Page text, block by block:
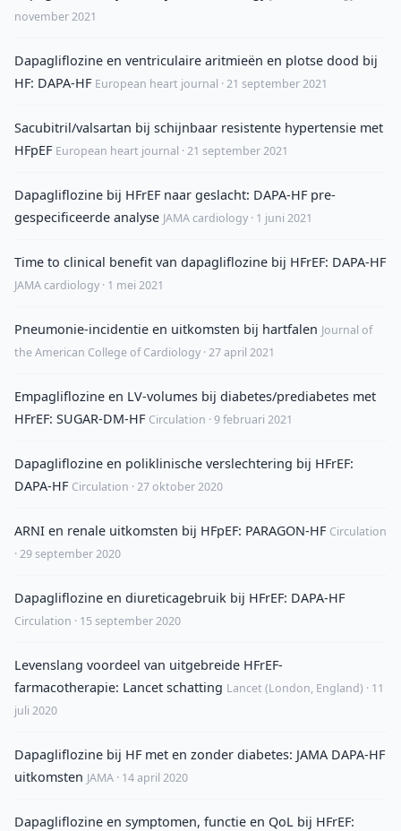
november 2021
Dapagliflozine en ventriculaire aritmieën en plotse dood bij
HF: DAPA-HF European heart journal · 21 september 2021
Sacubitril/valsartan bij schijnbaar resistente hypertensie met
HFpEF European heart journal · 21 september 2021
Dapagliflozine bij HFrEF naar geslacht: DAPA-HF pre-
gespecificeerde analyse JAMA cardiology · 1 juni 2021
Time to clinical benefit van dapagliflozine bij HFrEF: DAPA-HF
JAMA cardiology · 1 mei 2021
Pneumonie-incidentie en uitkomsten bij hartfalen Journal of
the American College of Cardiology · 27 april 2021
Empagliflozine en LV-volumes bij diabetes/prediabetes met
HFrEF: SUGAR-DM-HF Circulation · 9 februari 2021
Dapagliflozine en poliklinische verslechtering bij HFrEF:
DAPA-HF Circulation · 27 oktober 2020
ARNI en renale uitkomsten bij HFpEF: PARAGON-HF Circulation
· 29 september 2020
Dapagliflozine en diureticagebruik bij HFrEF: DAPA-HF
Circulation · 15 september 2020
Levenslang voordeel van uitgebreide HFrEF-
farmacotherapie: Lancet schatting Lancet (London, England) · 11
juli 2020
Dapagliflozine bij HF met en zonder diabetes: JAMA DAPA-HF
uitkomsten JAMA · 14 april 2020
Dapagliflozine en symptomen, functie en QoL bij HFrEF: